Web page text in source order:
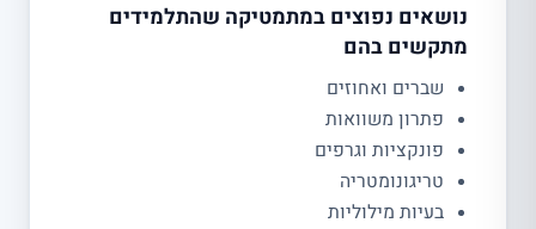
נושאים נפוצים במתמטיקה שהתלמידים
מתקשים בהם
שברים ואחוזים
פתרון משוואות
פונקציות וגרפים
טריגונומטריה
בעיות מילוליות